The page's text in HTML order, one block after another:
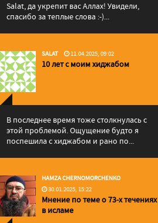
Salat, да укрепит вас Аллаx! Увидели,
спасибо за теплые слова :-)...
SALAT 11.04.2025, 09:02
10 лет с моим хиджабом
В последнее время тоже столкнулась с
этой проблемой. Ощущение будто я
поспешила с хиджабом и рано по...
HAMZA CHERNOMORCHENKO
30.01.2025, 15:22
Мнение по теме о 73-х течениях
в исламе